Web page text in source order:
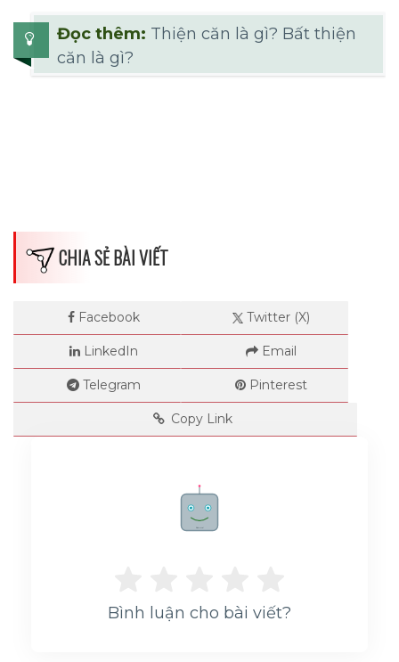
Đọc thêm: Thiện căn là gì? Bất thiện
căn là gì?
CHIA SẺ BÀI VIẾT
Facebook Twitter (X)
LinkedIn Email
Telegram Pinterest
Copy Link
Rate me!
Bình luận cho bài viết?
Average CTR